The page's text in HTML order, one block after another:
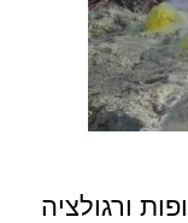
ורגולציה